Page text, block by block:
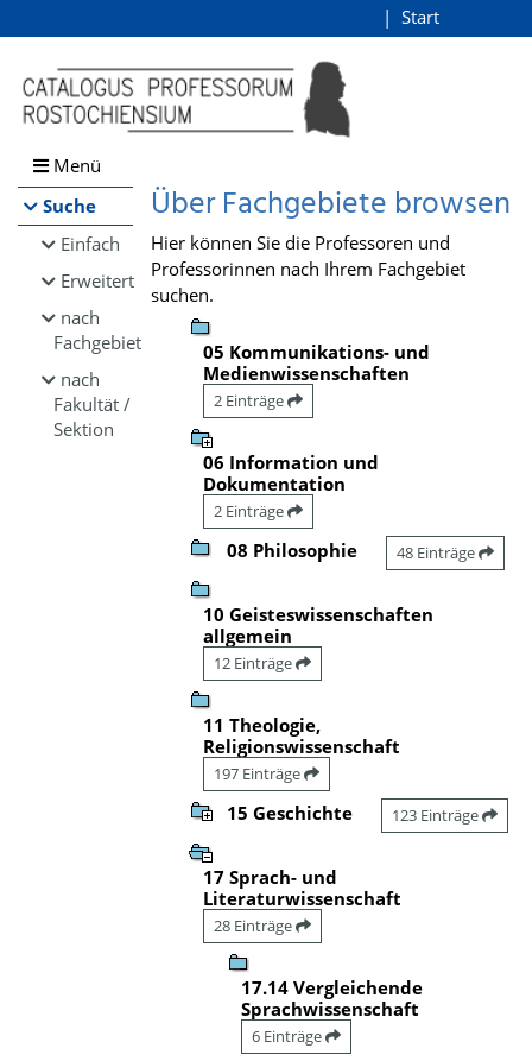
Browsen
direkt zum Inhalt
Start
Menü
Suche
Einfach
Erweitert
nach
Fachgebiet
nach
Fakultät /
Sektion
Über Fachgebiete browsen
Hier können Sie die Professoren und
Professorinnen nach Ihrem Fachgebiet
suchen.
05 Kommunikations- und
Medienwissenschaften
2 Einträge
06 Information und
Dokumentation
2 Einträge
08 Philosophie 48 Einträge
10 Geisteswissenschaften
allgemein
12 Einträge
11 Theologie,
Religionswissenschaft
197 Einträge
15 Geschichte 123 Einträge
17 Sprach- und
Literaturwissenschaft
28 Einträge
17.14 Vergleichende
Sprachwissenschaft
6 Einträge